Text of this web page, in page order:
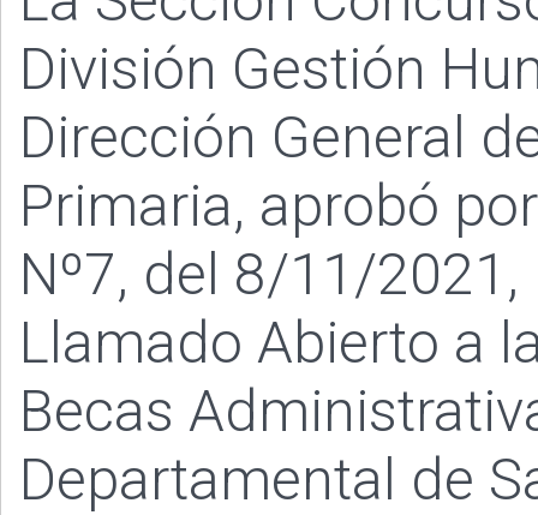
División Gestión
Dirección General
Primaria, aprobó
Nº7, del 8/11/
Llamado Abierto a
Becas
Departamental de